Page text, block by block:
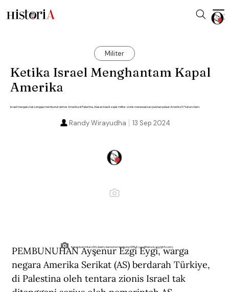
Militer
Ketika Israel Menghantam Kapal
Amerika
Israel mengaku tak sengaja membunuh aktivis Amerika di Palestina. Alasan klasik sejak militer zionis menewaskan puluhan pelaut Amerika 57 tahun silam.
13 Sep 2024
Randy Wirayudha
Kapal riset/intai USS Liberty bernomor lambung GTR-5. (usslittlerock.org/gtr5.com).
PEMBUNUHAN Ayşenur Ezgi Eygi, warga
negara Amerika Serikat (AS) berdarah Türkiye,
di Palestina oleh tentara zionis Israel tak